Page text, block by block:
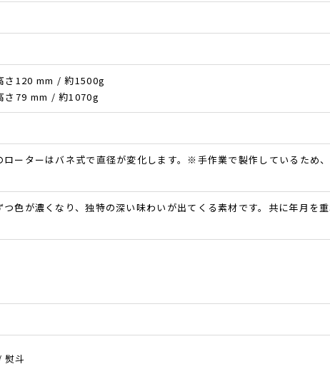
さ120 mm / 約1500g
さ79 mm / 約1070g
ーターはバネ式で直径が変化します。※手作業で製作しているため
色が濃くなり、独特の深い味わいが出てくる素材です。共に年月を
熨斗